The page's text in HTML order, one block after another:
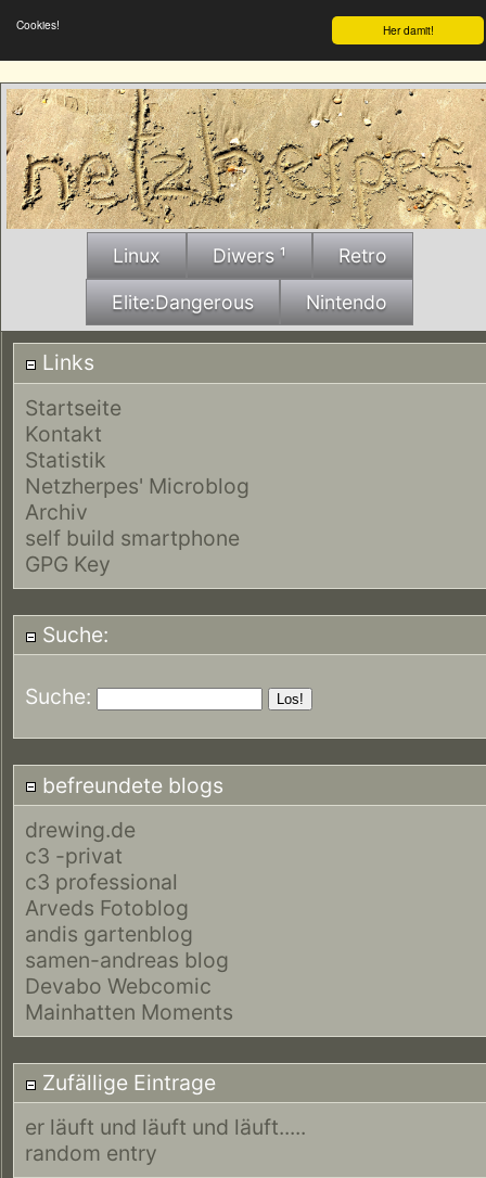
Her damit!
Cookies!
Linux Diwers ¹ Retro
Elite:Dangerous Nintendo
Links
Startseite
Kontakt
Statistik
Netzherpes' Microblog
Archiv
self build smartphone
GPG Key
Suche:
Suche:
befreundete blogs
drewing.de
c3 -privat
c3 professional
Arveds Fotoblog
andis gartenblog
samen-andreas blog
Devabo Webcomic
Mainhatten Moments
Zufällige Eintrage
er läuft und läuft und läuft.....
random entry